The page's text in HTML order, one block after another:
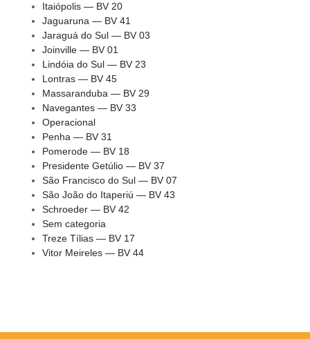
Itaiópolis — BV 20
Jaguaruna — BV 41
Jaraguá do Sul — BV 03
Joinville — BV 01
Lindóia do Sul — BV 23
Lontras — BV 45
Massaranduba — BV 29
Navegantes — BV 33
Operacional
Penha — BV 31
Pomerode — BV 18
Presidente Getúlio — BV 37
São Francisco do Sul — BV 07
São João do Itaperiú — BV 43
Schroeder — BV 42
Sem categoria
Treze Tílias — BV 17
Vitor Meireles — BV 44